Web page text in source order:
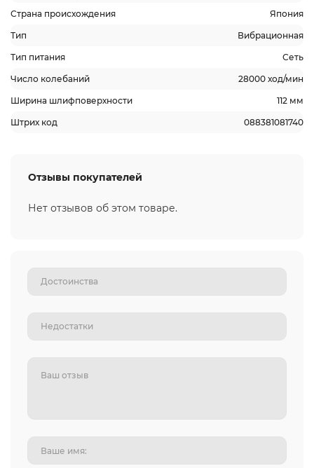
Страна происхождения Япония
Тип Вибрационная
Тип питания Сеть
Число колебаний 28000 ход/мин
Ширина шлифповерхности 112 мм
Штрих код 088381081740
Отзывы покупателей
Нет отзывов об этом товаре.